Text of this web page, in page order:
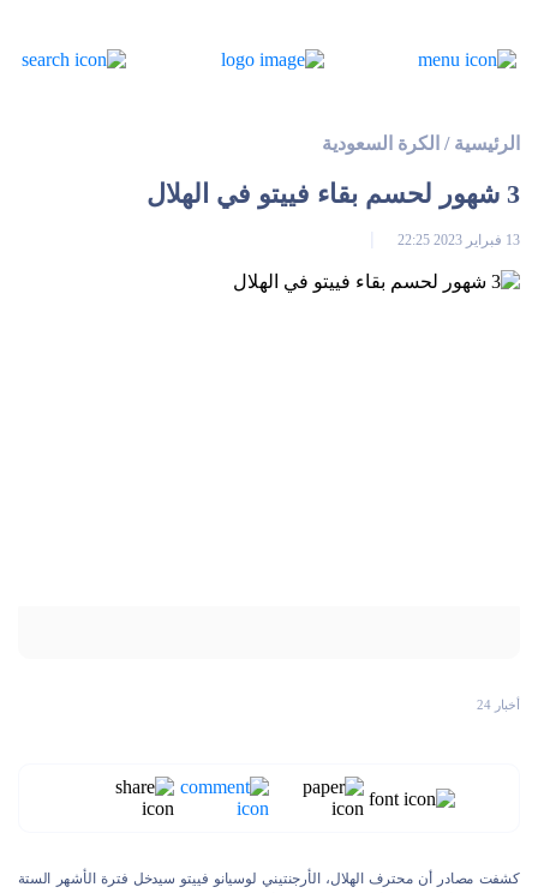
الرئيسية / الكرة السعودية
3 شهور لحسم بقاء فييتو في الهلال
13 فبراير 2023 22:25
أخبار 24
كشفت مصادر أن محترف الهلال، الأرجنتيني لوسيانو فييتو سيدخل فترة الأشهر الستة